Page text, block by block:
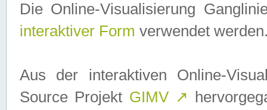
Die Online-Visualisierung
interaktiver Form verwendet
Aus der interaktiven Online-
Source Projekt GIMV ↗